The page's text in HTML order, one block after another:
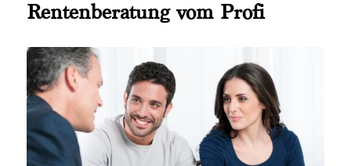
Rentenberatung vom Profi